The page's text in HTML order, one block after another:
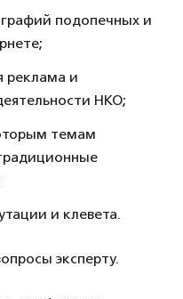
подопечных и
реклама и
НКО;
темам
и клевета.
эксперту.